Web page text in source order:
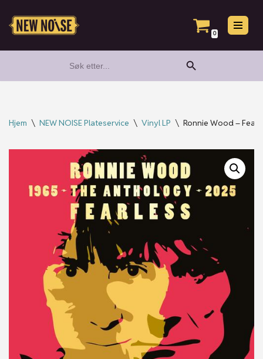
Hopp
0
for:
Search Button
Hjem \ NEW NOISE Plateservice \ Vinyl LP \ Ronnie Wood –